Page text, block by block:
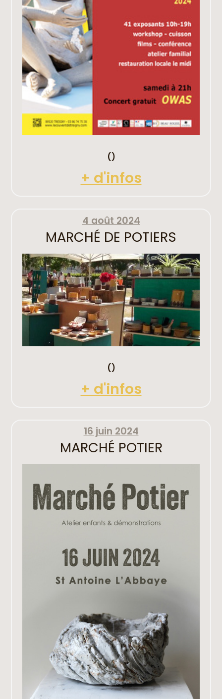
()
+ d'infos
4 août 2024
MARCHÉ DE POTIERS
()
+ d'infos
16 juin 2024
MARCHÉ POTIER